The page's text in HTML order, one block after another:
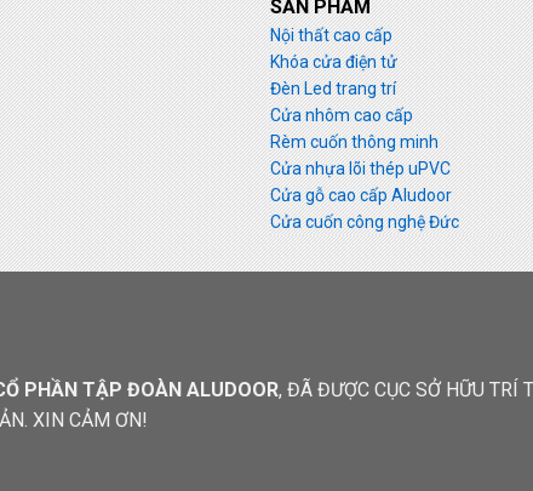
SẢN PHẨM
Nội thất cao cấp
Khóa cửa điện tử
Đèn Led trang trí
Cửa nhôm cao cấp
Rèm cuốn thông minh
Cửa nhựa lõi thép uPVC
Cửa gỗ cao cấp Aludoor
Cửa cuốn công nghệ Đức
PHẦN TẬP ĐOÀN ALUDOOR, ĐÃ ĐƯỢC CỤC SỞ HỮU TRÍ
XIN CẢM ƠN!